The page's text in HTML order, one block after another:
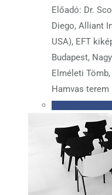
Előadó: Dr.
Diego, Alliant
USA), EFT
Budapest,
Elméleti
Hamvas terem